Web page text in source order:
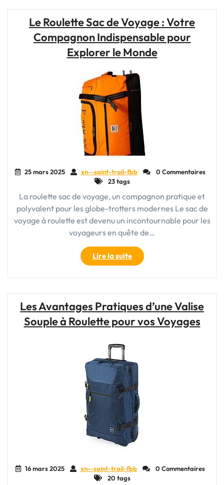
Sac
de
Voyage
Homme
à
Roulette
pour
une
Praticité
Maximale"
Le Roulette Sac de Voyage : Votre
Compagnon Indispensable pour
Explorer le Monde
25 mars 2025 xn--saint-trail-fbb
0 Commentaires
23 tags
La roulette sac de voyage, un compagnon pratique et
polyvalent pour les globe-trotters modernes Le sac de
voyage à roulette est devenu un incontournable pour les
voyageurs en quête de…
Lire la suite"Le
Roulette
Sac
:
Votre
Explorer
le
Monde"
Les Avantages Pratiques d’une Valise
Souple à Roulette pour vos Voyages
16 mars 2025 xn--saint-trail-fbb
0 Commentaires
20 tags